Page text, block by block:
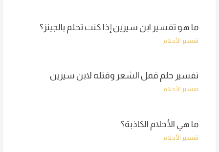
ما هو تفسير ابن سيرين إذا كنت تحلم بالجينز؟
تفسير الأحلام
تفسير حلم قمل الشعر وقتله لابن سيرين
تفسير الأحلام
ما هي الأحلام الكاذبة؟
تفسير الأحلام